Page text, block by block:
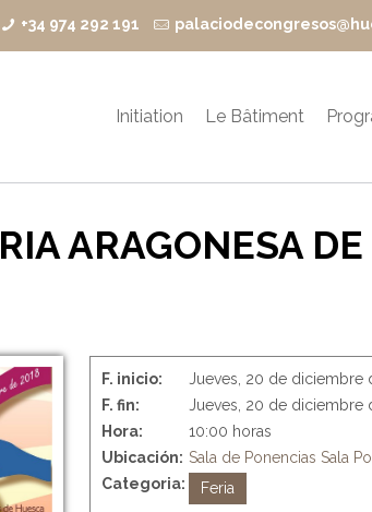
+34 974 292 191
Initiation Le Bâtiment
ARAGONESA
F. inicio:
Jueves, 20 de diciembre
F. fin:
Jueves, 20 de diciembre
Hora:
10:00 horas
Ubicación: Sala de Ponencias Sala
Categoria:
Feria